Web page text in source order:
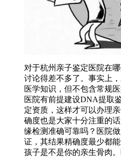
对于杭州亲子鉴定医院在
讨论得差不多了。事实上
医学知识，但不包含常规
医院有前提建设DNA提取
定资质，这样才可以办理
确度也是大家十分注重的
缘检测准确可靠吗？医院
证，其结果精确度最少都
孩子是不是你的亲生骨肉